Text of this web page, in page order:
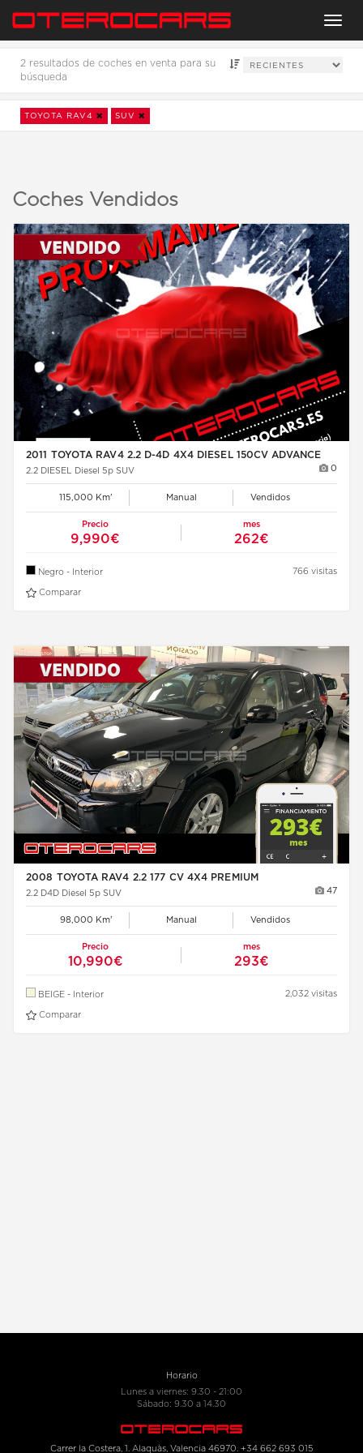
Menu
2 resultados de coches en venta para su
búsqueda
TOYOTA RAV4 SUV
Coches Vendidos
2011 TOYOTA RAV4 2.2 D-4D 4X4 DIESEL 150CV ADVANCE
0
2.2 DIESEL Diesel 5p SUV
115,000 Km' Manual Vendidos
Precio
9,990€
mes
262€
766 visitas
Negro - Interior
Comparar
2008 TOYOTA RAV4 2.2 177 CV 4X4 PREMIUM
47
2.2 D4D Diesel 5p SUV
98,000 Km' Manual Vendidos
Precio
10,990€
mes
293€
2,032 visitas
BEIGE - Interior
Comparar
Horario
Lunes a viernes: 9.30 - 21:00
Sábado: 9.30 a 14.30
Carrer la Costera, 1. Alaquàs, Valencia 46970. +34 662 693 015